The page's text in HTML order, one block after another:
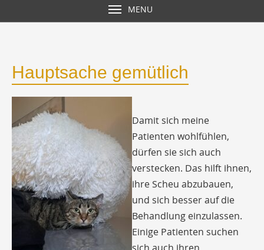
MENU
Hauptsache gemütlich
Damit sich meine
Patienten wohlfühlen,
dürfen sie sich auch
verstecken. Das hilft ihnen,
ihre Scheu abzubauen,
und sich besser auf die
Behandlung einzulassen.
Einige Patienten suchen